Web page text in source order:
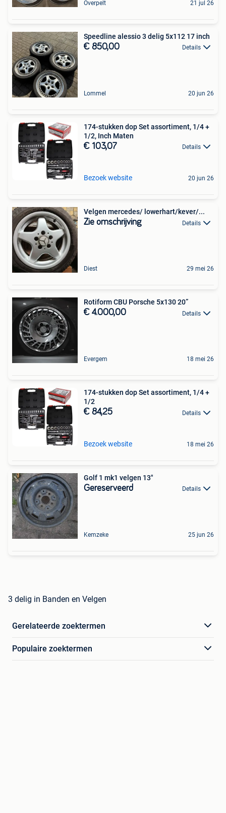
Overpelt 21 jul 26
Speedline alessio 3 delig 5x112 17 inch
€ 850,00 Details
Lommel 20 jun 26
174-stukken dop Set assortiment, 1/4 +
1/2, Inch Maten
€ 103,07 Details
Bezoek website 20 jun 26
Velgen mercedes/ lowerhart/kever/...
Zie omschrijving Details
Diest 29 mei 26
Rotiform CBU Porsche 5x130 20”
€ 4.000,00 Details
Evergem 18 mei 26
174-stukken dop Set assortiment, 1/4 +
1/2
€ 84,25 Details
Bezoek website 18 mei 26
Golf 1 mk1 velgen 13"
Gereserveerd Details
Kemzeke 25 jun 26
3 delig in Banden en Velgen
Gerelateerde zoektermen
Populaire zoektermen